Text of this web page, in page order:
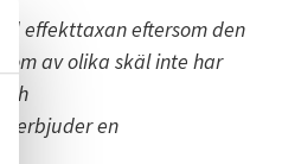
effekttaxan eftersom den
av olika skäl inte har
erbjuder en